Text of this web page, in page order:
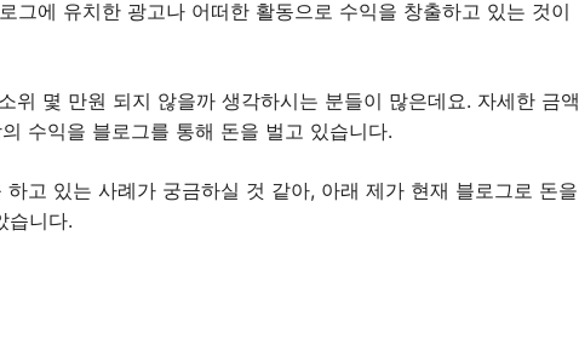
그에 유치한 광고나 어떠한 활동으로 수익을 창출하고 있는 것이
위 몇 만원 되지 않을까 생각하시는 분들이 많은데요. 자세한 금액
수익을 블로그를 통해 돈을 벌고 있습니다.
고 있는 사례가 궁금하실 것 같아, 아래 제가 현재 블로그로 돈을
습니다.